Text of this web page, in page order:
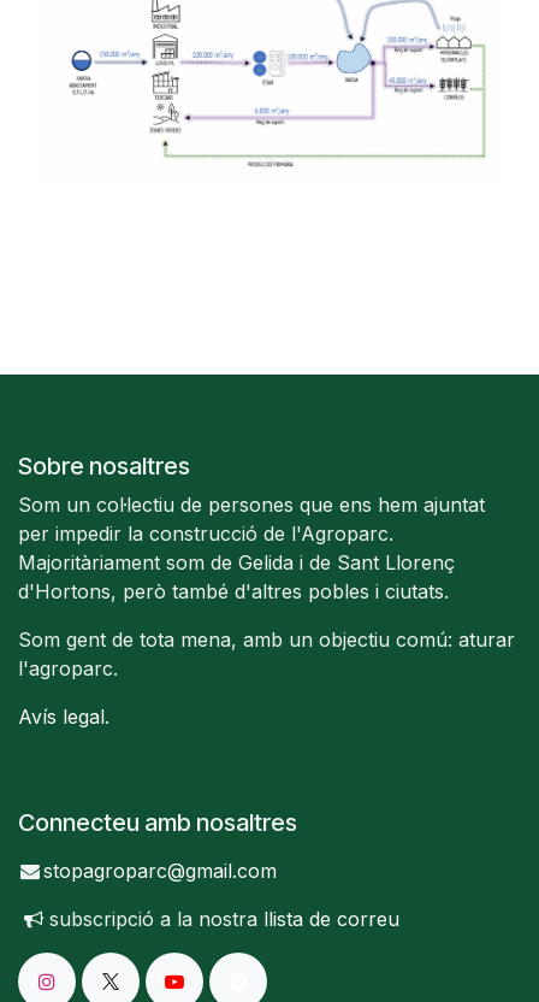
Sobre nosaltres
Som un col·lectiu de persones que ens hem ajuntat
per impedir la construcció de l'Agroparc.
Majoritàriament som de Gelida i de Sant Llorenç
d'Hortons, però també d'altres pobles i ciutats.
Som gent de tota mena, amb un objectiu comú: aturar
l'agroparc.
Avís legal.
Connecteu amb nosaltres
stopagroparc@gmail.com
subscripció a la nostra llista de correu